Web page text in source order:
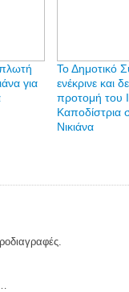
για
Το Δημοτικό
ενέκρινε και
προτομή του
Καποδίστρια
Νικιάνα